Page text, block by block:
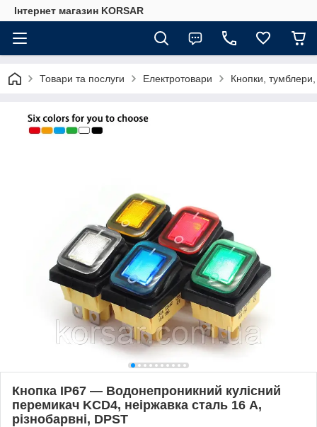
Iнтернет магазин KORSAR
Товари та послуги Електротовари Кнопки,
Кнопка IP67 — Водонепроникний кулісний
перемикач KCD4, неіржавка сталь 16 А,
різнобарвні, DPST